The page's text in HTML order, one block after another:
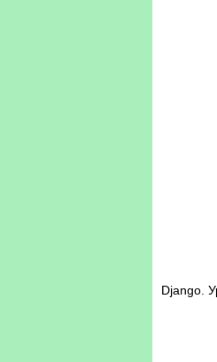
Django.